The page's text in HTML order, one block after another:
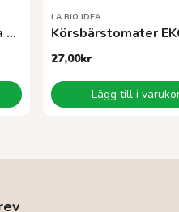
Passerade tomater tetra 500 g EKO
LA BIO IDEA
Körsbärstomater
27,00kr
Lägg till i